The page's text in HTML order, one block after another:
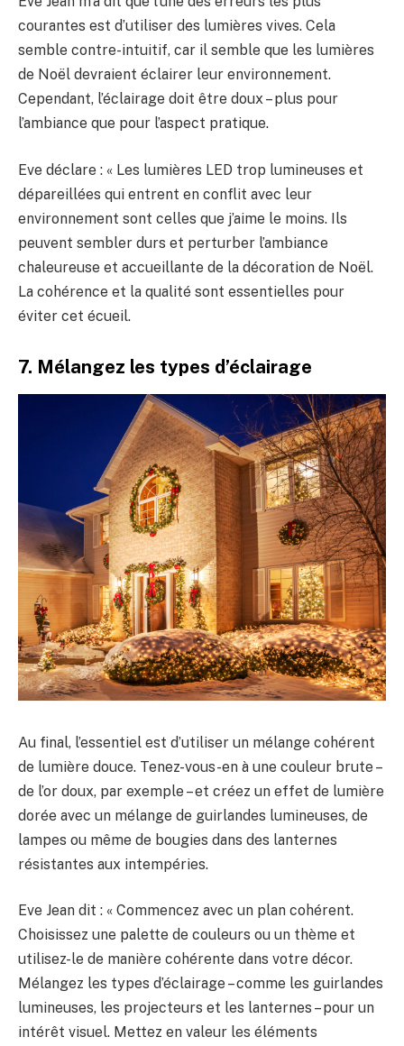
courantes est d’utiliser des lumières vives. Cela
semble contre-intuitif, car il semble que les lumières
de Noël devraient éclairer leur environnement.
Cependant, l’éclairage doit être doux – plus pour
l’ambiance que pour l’aspect pratique.
Eve déclare : « Les lumières LED trop lumineuses et
dépareillées qui entrent en conflit avec leur
environnement sont celles que j’aime le moins. Ils
peuvent sembler durs et perturber l’ambiance
chaleureuse et accueillante de la décoration de Noël.
La cohérence et la qualité sont essentielles pour
éviter cet écueil.
7. Mélangez les types d’éclairage
Au final, l’essentiel est d’utiliser un mélange cohérent
de lumière douce. Tenez-vous-en à une couleur brute –
de l’or doux, par exemple – et créez un effet de lumière
dorée avec un mélange de guirlandes lumineuses, de
lampes ou même de bougies dans des lanternes
résistantes aux intempéries.
Eve Jean dit : « Commencez avec un plan cohérent.
Choisissez une palette de couleurs ou un thème et
utilisez-le de manière cohérente dans votre décor.
Mélangez les types d’éclairage – comme les guirlandes
lumineuses, les projecteurs et les lanternes – pour un
intérêt visuel. Mettez en valeur les éléments